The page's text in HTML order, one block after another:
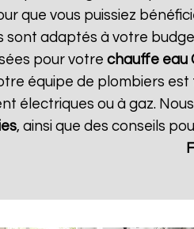
que vous puissiez
sont adaptés à votre
pour votre chauffe eau
équipe de plombiers
électriques ou à gaz.
, ainsi que des conseils